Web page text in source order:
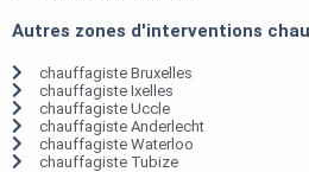
Autres zones d'interventions
chauffagiste Bruxelles
chauffagiste Ixelles
chauffagiste Uccle
chauffagiste Anderlecht
chauffagiste Waterloo
chauffagiste Tubize